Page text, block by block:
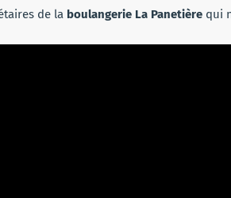
de la boulangerie La Panetière qui